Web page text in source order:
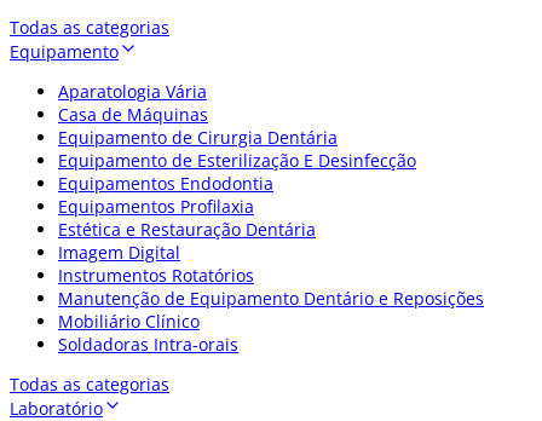
Todas as categorias
Equipamento
Aparatologia Vária
Casa de Máquinas
Equipamento de Cirurgia Dentária
Equipamento de Esterilização E Desinfecção
Equipamentos Endodontia
Equipamentos Profilaxia
Estética e Restauração Dentária
Imagem Digital
Instrumentos Rotatórios
Manutenção de Equipamento Dentário e Reposições
Mobiliário Clínico
Soldadoras Intra-orais
Todas as categorias
Laboratório